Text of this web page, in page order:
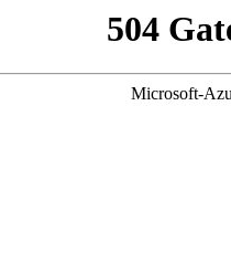
504
Microsoft-